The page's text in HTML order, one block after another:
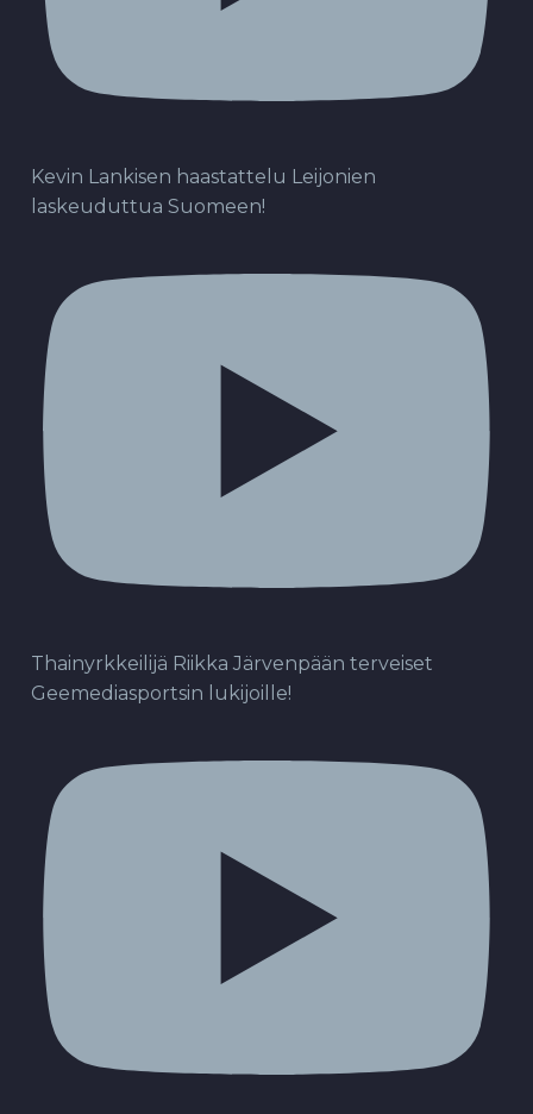
Kevin Lankisen haastattelu Leijonien
laskeuduttua Suomeen!
Thainyrkkeilijä Riikka Järvenpään terveiset
Geemediasportsin lukijoille!